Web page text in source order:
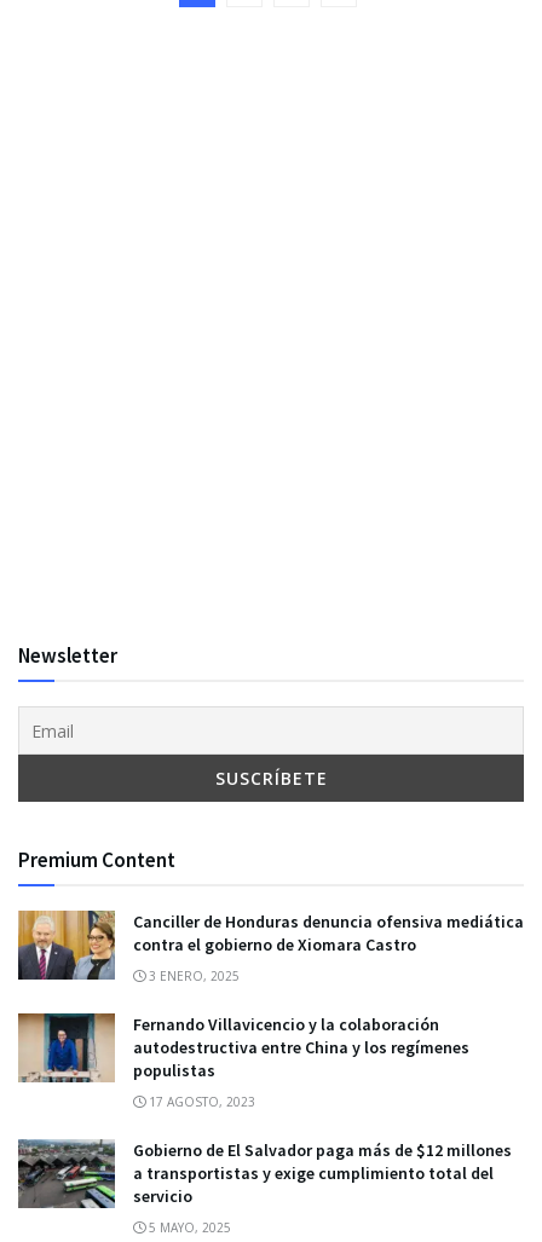
Newsletter
Premium Content
Canciller de Honduras denuncia ofensiva mediática
contra el gobierno de Xiomara Castro
3 ENERO, 2025
Fernando Villavicencio y la colaboración
autodestructiva entre China y los regímenes
populistas
17 AGOSTO, 2023
Gobierno de El Salvador paga más de $12 millones
a transportistas y exige cumplimiento total del
servicio
5 MAYO, 2025